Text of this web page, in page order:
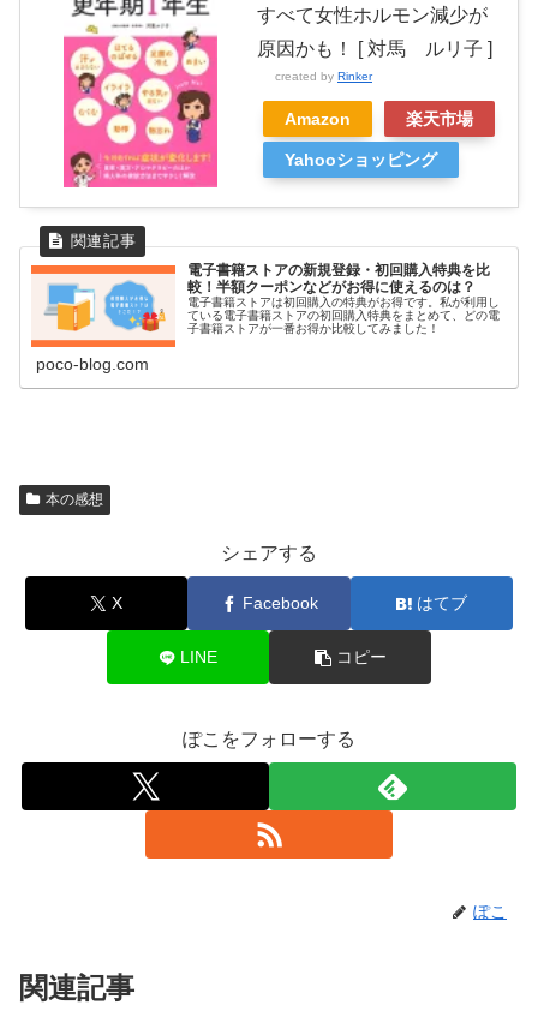
すべて女性ホルモン減少が
原因かも！ [ 対馬 ルリ子 ]
created by Rinker
Amazon 楽天市場
Yahooショッピング
電子書籍ストアの新規登録・初回購入特典を比
較！半額クーポンなどがお得に使えるのは？
電子書籍ストアは初回購入の特典がお得です。私が利用し
ている電子書籍ストアの初回購入特典をまとめて、どの電
子書籍ストアが一番お得か比較してみました！
poco-blog.com
本の感想
シェアする
X Facebook はてブ
LINE コピー
ぽこをフォローする
ぽこ
関連記事